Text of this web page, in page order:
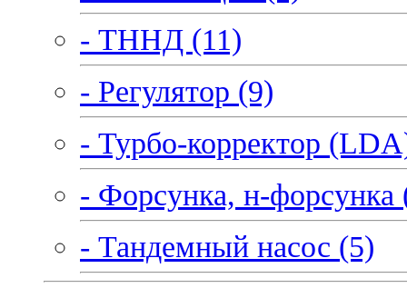
- ТННД (11)
- Регулятор (9)
- Турбо-корректор
- Форсунка, н-форсунка
- Тандемный насос (5)